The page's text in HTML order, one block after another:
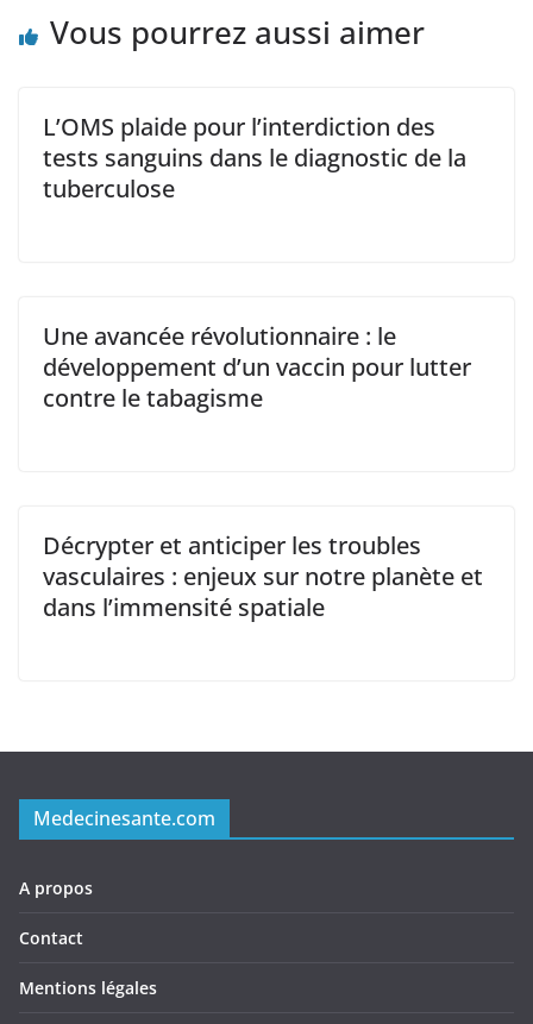
Vous pourrez aussi aimer
L’OMS plaide pour l’interdiction des
tests sanguins dans le diagnostic de la
tuberculose
Une avancée révolutionnaire : le
développement d’un vaccin pour lutter
contre le tabagisme
Décrypter et anticiper les troubles
vasculaires : enjeux sur notre planète et
dans l’immensité spatiale
Medecinesante.com
A propos
Contact
Mentions légales